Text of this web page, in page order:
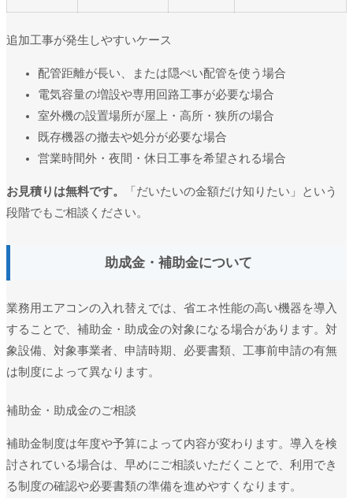
追加工事が発生しやすいケース
配管距離が長い、または隠ぺい配管を使う場合
電気容量の増設や専用回路工事が必要な場合
室外機の設置場所が屋上・高所・狭所の場合
既存機器の撤去や処分が必要な場合
営業時間外・夜間・休日工事を希望される場合
お見積りは無料です。
「だいたいの金額だけ知りたい」という
段階でもご相談ください。
助成金・補助金について
業務用エアコンの入れ替えでは、省エネ性能の高い機器を導入
することで、補助金・助成金の対象になる場合があります。対
象設備、対象事業者、申請時期、必要書類、工事前申請の有無
は制度によって異なります。
補助金・助成金のご相談
補助金制度は年度や予算によって内容が変わります。導入を検
討されている場合は、早めにご相談いただくことで、利用でき
る制度の確認や必要書類の準備を進めやすくなります。